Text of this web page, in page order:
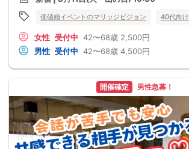
価値婚イベントのマリッジビジョン 40代向け
女性 受付中 42〜68歳 2,500円
男性 受付中 42〜68歳 4,500円
開催確定 男性急募！